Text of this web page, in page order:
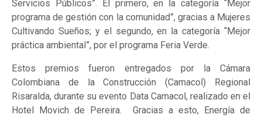
Servicios Públicos”. El primero, en la categoría “Mejor
programa de gestión con la comunidad”, gracias a Mujeres
Cultivando Sueños; y el segundo, en la categoría “Mejor
práctica ambiental”, por el programa Feria Verde.
Estos premios fueron entregados por la Cámara
Colombiana de la Construcción (Camacol) Regional
Risaralda, durante su evento Data Camacol, realizado en el
Hotel Movich de Pereira.
Gracias a esto, Energía de